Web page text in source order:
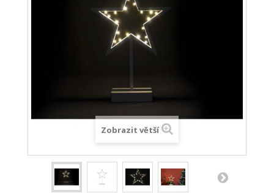
Zobrazit větší